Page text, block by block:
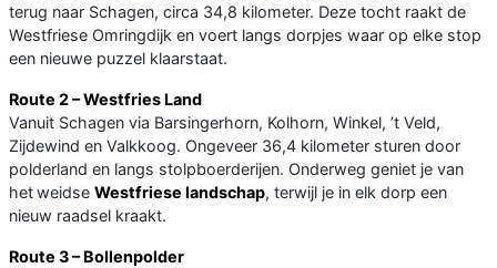
terug naar Schagen, circa 34,8 kilometer. Deze tocht raakt de
Westfriese Omringdijk en voert langs dorpjes waar op elke stop
een nieuwe puzzel klaarstaat.
Route 2 – Westfries Land
Vanuit Schagen via Barsingerhorn, Kolhorn, Winkel, ’t Veld,
Zijdewind en Valkkoog. Ongeveer 36,4 kilometer sturen door
polderland en langs stolpboerderijen. Onderweg geniet je van
hetweidse Westfriese landschap, terwijl je in elk dorp een
nieuw raadsel kraakt.
Route 3 – Bollenpolder